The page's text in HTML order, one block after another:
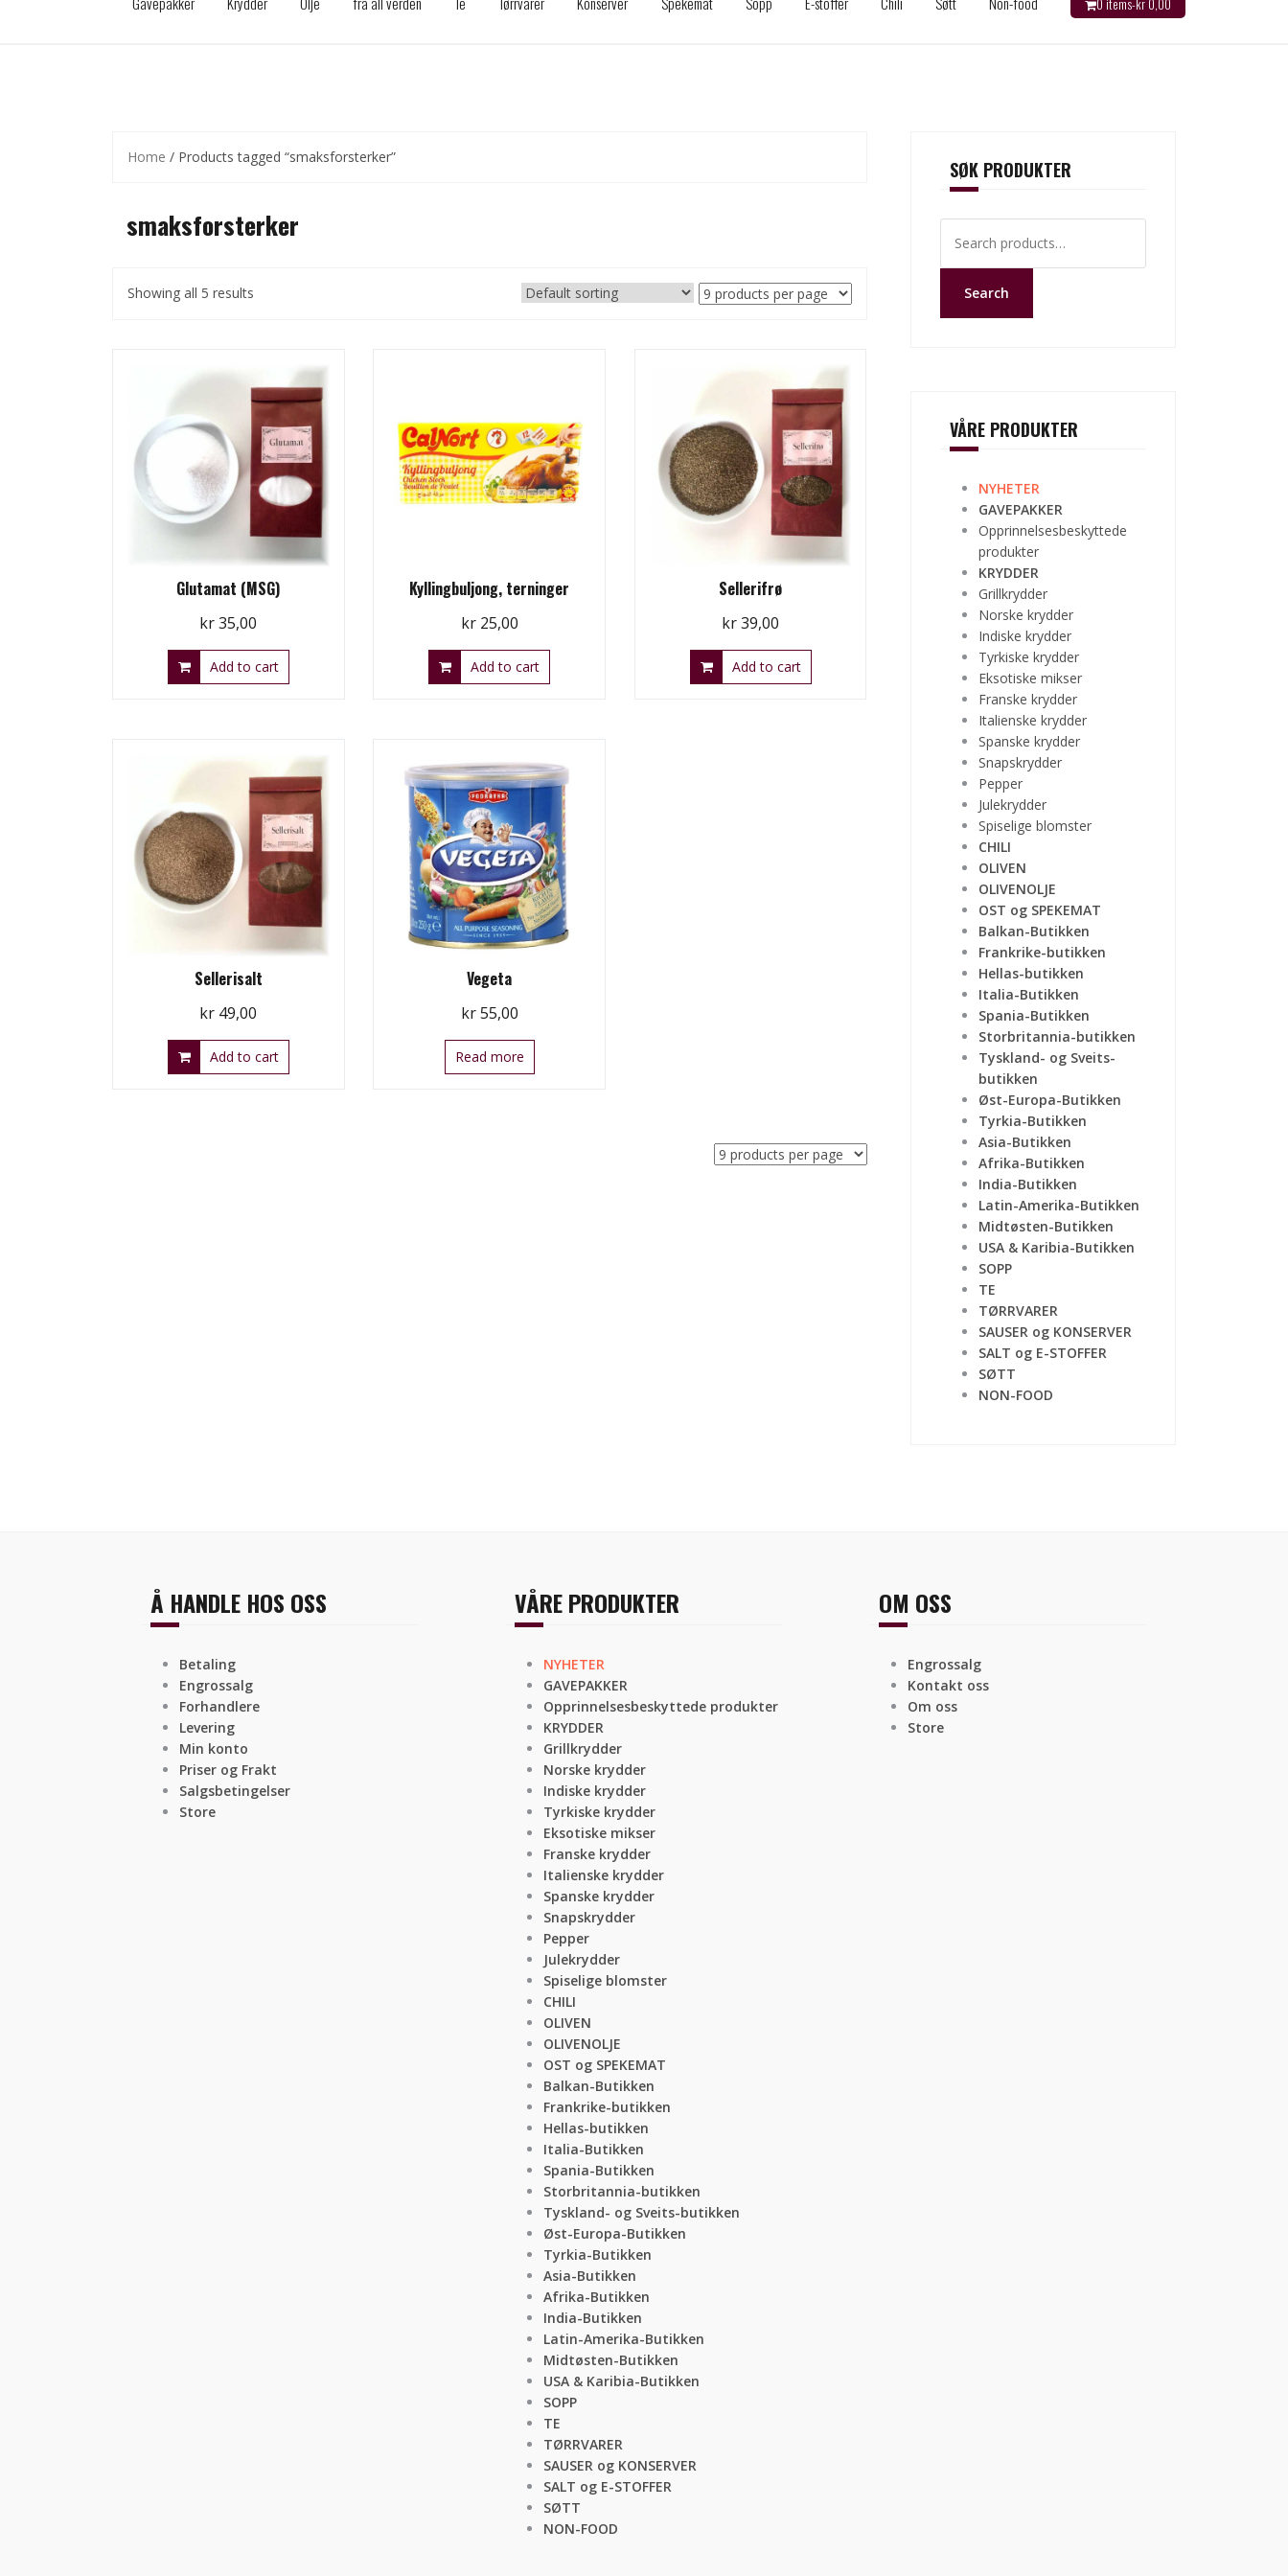
0 items-kr0,00
Home / Products tagged “smaksforsterker”
smaksforsterker
Showing all 5 results
Glutamat (MSG)
kr35,00
Add to cart
Kyllingbuljong, terninger
kr25,00
Add to cart
Sellerifrø
kr39,00
Add to cart
Sellerisalt
kr 49,00
Add to cart
Vegeta
kr55,00
Read more
SØK PRODUKTER
for:
Search
VÅRE PRODUKTER
NYHETER
GAVEPAKKER
Opprinnelsesbeskyttede
produkter
KRYDDER
Grillkrydder
Norske krydder
Indiske krydder
Tyrkiske krydder
Eksotiske mikser
Franske krydder
Italienske krydder
Spanske krydder
Snapskrydder
Pepper
Julekrydder
Spiselige blomster
CHILI
OLIVEN
OLIVENOLJE
OST og SPEKEMAT
Balkan-Butikken
Frankrike-butikken
Hellas-butikken
Italia-Butikken
Spania-Butikken
Storbritannia-butikken
Tyskland- og Sveits-
butikken
Øst-Europa-Butikken
Tyrkia-Butikken
Asia-Butikken
Afrika-Butikken
India-Butikken
Latin-Amerika-Butikken
Midtøsten-Butikken
USA & Karibia-Butikken
SOPP
TE
TØRRVARER
SAUSER og KONSERVER
SALT og E-STOFFER
SØTT
NON-FOOD
Å HANDLE HOS OSS
Betaling
Engrossalg
Forhandlere
Levering
Min konto
Priser og Frakt
Salgsbetingelser
Store
VÅRE PRODUKTER
NYHETER
GAVEPAKKER
Opprinnelsesbeskyttede produkter
KRYDDER
Grillkrydder
Norske krydder
Indiske krydder
Tyrkiske krydder
Eksotiske mikser
Franske krydder
Italienske krydder
Spanske krydder
Snapskrydder
Pepper
Julekrydder
Spiselige blomster
CHILI
OLIVEN
OLIVENOLJE
OST og SPEKEMAT
Balkan-Butikken
Frankrike-butikken
Hellas-butikken
Italia-Butikken
Spania-Butikken
Storbritannia-butikken
Tyskland- og Sveits-butikken
Øst-Europa-Butikken
Tyrkia-Butikken
Asia-Butikken
Afrika-Butikken
India-Butikken
Latin-Amerika-Butikken
Midtøsten-Butikken
USA & Karibia-Butikken
SOPP
TE
TØRRVARER
SAUSER og KONSERVER
SALT og E-STOFFER
SØTT
NON-FOOD
OM OSS
Engrossalg
Kontakt oss
Om oss
Store